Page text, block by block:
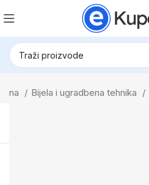
Bijela i ugradbena tehnika